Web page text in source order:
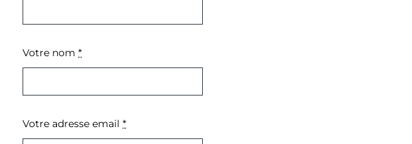
Votre nom *
Votre adresse email *